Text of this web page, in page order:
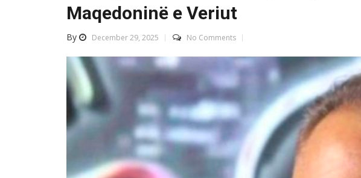
Maqedoninë e Veriut
By December 29, 2025 No Comments